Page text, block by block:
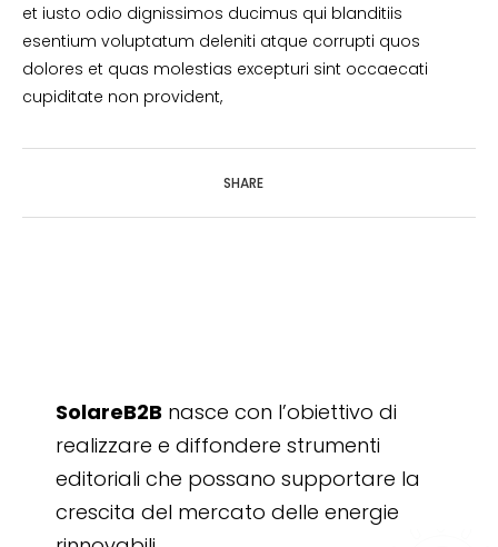
et iusto odio dignissimos ducimus qui blanditiis
esentium voluptatum deleniti atque corrupti quos
dolores et quas molestias excepturi sint occaecati
cupiditate non provident,
SHARE
SolareB2B nasce con l’obiettivo di
realizzare e diffondere strumenti
editoriali che possano supportare la
crescita del mercato delle energie